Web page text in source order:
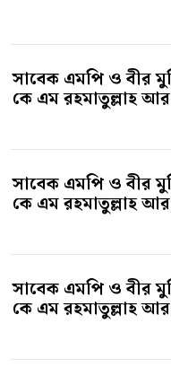
সাবেক এমপি ও বীর
কে এম রহমাতুল্লাহ
সাবেক এমপি ও বীর
কে এম রহমাতুল্লাহ
সাবেক এমপি ও বীর
কে এম রহমাতুল্লাহ